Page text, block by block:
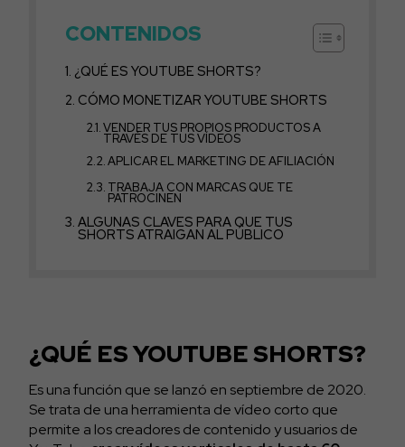
CONTENIDOS
¿QUÉ ES YOUTUBE SHORTS?
CÓMO MONETIZAR YOUTUBE SHORTS
VENDER TUS PROPIOS PRODUCTOS A
TRAVÉS DE TUS VÍDEOS
APLICAR EL MARKETING DE AFILIACIÓN
TRABAJA CON MARCAS QUE TE
PATROCINEN
ALGUNAS CLAVES PARA QUE TUS
SHORTS ATRAIGAN AL PÚBLICO
¿QUÉ ES YOUTUBE SHORTS?
Es una función que se lanzó en septiembre de 2020.
Se trata de una herramienta de vídeo corto que
permite a los creadores de contenido y usuarios de